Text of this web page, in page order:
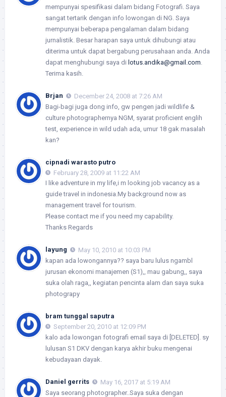
mempunyai spesifikasi dalam bidang Fotografi. Saya
sangat tertarik dengan info lowongan di NG. Saya
mempunyai beberapa pengalaman dalam bidang
jurnalistik. Besar harapan saya untuk dihubungi atau
diterima untuk dapat bergabung perusahaan anda. Anda
dapat menghubungi saya di lotus.andika@gmail.com
Terima kasih.
Brjan
December 24, 2008 at 7:26 AM
Bagi-bagi juga dong info, gw pengen jadi wildlife &
culture photographernya NGM, syarat proficient englih
test, experience in wild udah ada, umur 18 gak masalah
kan?
cipnadi warasto putro
February 28, 2009 at 11:22 AM
I like adventure in my life,i m looking job vacancy as a
guide travel in indonesia.My background now as
management travel for tourism.
Please contact me if you need my capability.
Thanks Regards
layung
May 10, 2010 at 10:03 PM
kapan ada lowongannya?? saya baru lulus ngambl
jurusan ekonomi manajemen (S1),, mau gabung,, saya
suka olah raga,, kegiatan pencinta alam dan saya suka
photograpy
bram tunggal saputra
September 20, 2010 at 12:09 PM
kalo ada lowongan fotografi email saya di [DELETED]. sy
lulusan S1 DKV dengan karya akhir buku mengenai
kebudayaan dayak.
Daniel gerrits
May 16, 2017 at 5:19 AM
Saya seorang photographer..Saya suka dengan